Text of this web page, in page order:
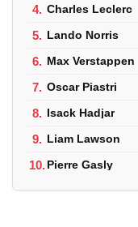
4. Charles Leclerc
5. Lando Norris
6. Max Verstappen
7. Oscar Piastri
8. Isack Hadjar
9. Liam Lawson
10.Pierre Gasly